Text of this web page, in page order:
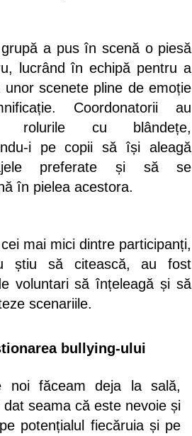
a pus în scenă o piesă
lucrând în echipă pentru a
unor scenete pline de emoție
Coordonatorii au
rolurile cu blândețe,
i pe copii să își aleagă
preferate și să se
în pielea acestora.
mai mici dintre participanți,
știu să citească, au fost
voluntari să înțeleagă și să
scenariile.
bullying-ului
noi făceam deja la sală,
seama că este nevoie și
potențialul fiecăruia și pe